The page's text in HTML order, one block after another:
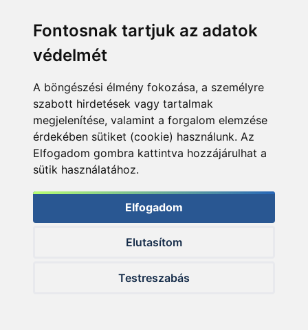
Fontosnak tartjuk az adatok
védelmét
A böngészési élmény fokozása, a személyre
szabott hirdetések vagy tartalmak
megjelenítése, valamint a forgalom elemzése
érdekében sütiket (cookie) használunk. Az
Elfogadom gombra kattintva hozzájárulhat a
sütik használatához.
Elfogadom
Elutasítom
Testreszabás